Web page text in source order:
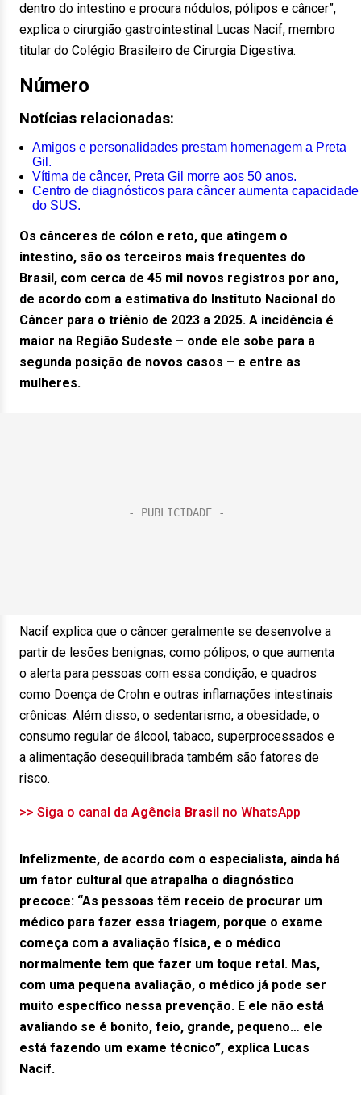
dentro do intestino e procura nódulos, pólipos e câncer”,
explica o cirurgião gastrointestinal Lucas Nacif, membro
titular do Colégio Brasileiro de Cirurgia Digestiva.
Número
Notícias relacionadas:
Amigos e personalidades prestam homenagem a Preta
Gil.
Vítima de câncer, Preta Gil morre aos 50 anos.
Centro de diagnósticos para câncer aumenta capacidade
do SUS.
Os cânceres de cólon e reto, que atingem o
intestino, são os terceiros mais frequentes do
Brasil, com cerca de 45 mil novos registros por ano,
de acordo com a estimativa do Instituto Nacional do
Câncer para o triênio de 2023 a 2025. A incidência é
maior na Região Sudeste – onde ele sobe para a
segunda posição de novos casos – e entre as
mulheres.
Nacif explica que o câncer geralmente se desenvolve a
partir de lesões benignas, como pólipos, o que aumenta
o alerta para pessoas com essa condição, e quadros
como Doença de Crohn e outras inflamações intestinais
crônicas. Além disso, o sedentarismo, a obesidade, o
consumo regular de álcool, tabaco, superprocessados e
a alimentação desequilibrada também são fatores de
risco.
>> Siga o canal da Agência Brasil no WhatsApp
Infelizmente, de acordo com o especialista, ainda há
um fator cultural que atrapalha o diagnóstico
precoce: “As pessoas têm receio de procurar um
médico para fazer essa triagem, porque o exame
começa com a avaliação física, e o médico
normalmente tem que fazer um toque retal. Mas,
com uma pequena avaliação, o médico já pode ser
muito específico nessa prevenção. E ele não está
avaliando se é bonito, feio, grande, pequeno… ele
está fazendo um exame técnico”, explica Lucas
Nacif.